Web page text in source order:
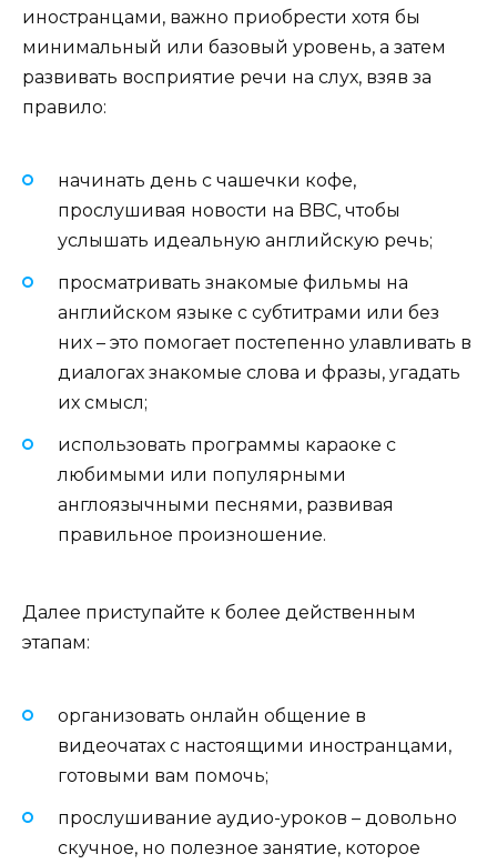
иностранцами, важно приобрести хотя бы
минимальный или базовый уровень, а затем
развивать восприятие речи на слух, взяв за
правило:
начинать день с чашечки кофе,
прослушивая новости на BBC, чтобы
услышать идеальную английскую речь;
просматривать знакомые фильмы на
английском языке с субтитрами или без
них – это помогает постепенно улавливать в
диалогах знакомые слова и фразы, угадать
их смысл;
использовать программы караоке с
любимыми или популярными
англоязычными песнями, развивая
правильное произношение.
Далее приступайте к более действенным
этапам:
организовать онлайн общение в
видеочатах с настоящими иностранцами,
готовыми вам помочь;
прослушивание аудио-уроков – довольно
скучное, но полезное занятие, которое